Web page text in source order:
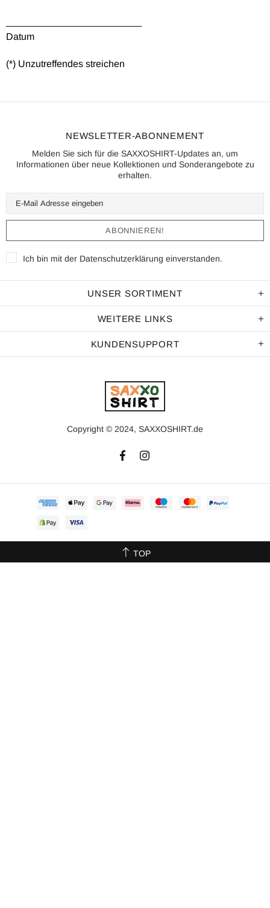
Datum
(*) Unzutreffendes streichen
NEWSLETTER-ABONNEMENT
Melden Sie sich für die SAXXOSHIRT-Updates an, um
Informationen über neue Kollektionen und Sonderangebote zu
erhalten.
Ich bin mit der Datenschutzerklärung einverstanden.
UNSER SORTIMENT
WEITERE LINKS
KUNDENSUPPORT
Copyright © 2024, SAXXOSHIRT.de
TOP